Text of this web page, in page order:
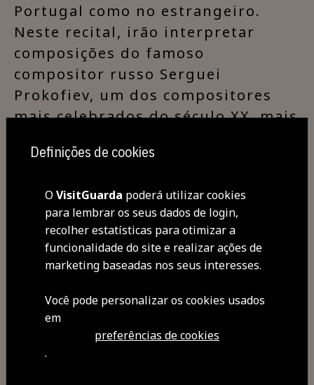
Portugal como no estrangeiro.
Neste recital, irão interpretar
composições do famoso
compositor russo Serguei
Prokofiev, um dos compositores
mais celebrados do século XX, mais
bailado "Romeu e Julieta", as
e "Guerra e Paz".
Pequeno Auditório | M/6 | 5€
Org: TMG
+ Informação e Bilheteira
Definições de cookies
OVisitGuarda poderá utilizar cookies
para lembrar os seus dados de login,
recolher estatísticas para otimizar a
funcionalidade do site e realizar ações de
marketing baseadas nos seus interesses.
Você pode personalizar os cookies usados ​​
em
preferências de cookies
.